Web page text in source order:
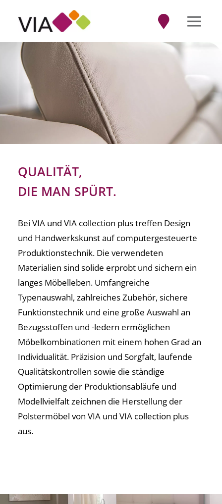

QUALITÄT,
DIE MAN SPÜRT.
Bei VIA und VIA collection plus treffen Design
und Handwerkskunst auf computergesteuerte
Produktionstechnik. Die verwendeten
Materialien sind solide erprobt und sichern ein
langes Möbelleben. Umfangreiche
Typenauswahl, zahlreiches Zubehör, sichere
Funktionstechnik und eine große Auswahl an
Bezugsstoffen und -ledern ermöglichen
Möbelkombinationen mit einem hohen Grad an
Individualität. Präzision und Sorgfalt, laufende
Qualitätskontrollen sowie die ständige
Optimierung der Produktionsabläufe und
Modellvielfalt zeichnen die Herstellung der
Polstermöbel von VIA und VIA collection plus
aus.